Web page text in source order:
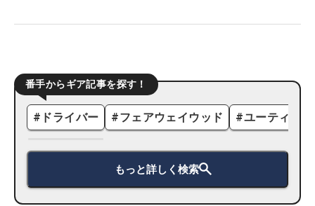
番手からギア記事を探す！
# ドライバー #フェアウェイウッド #ユーティリ
もっと詳しく検索